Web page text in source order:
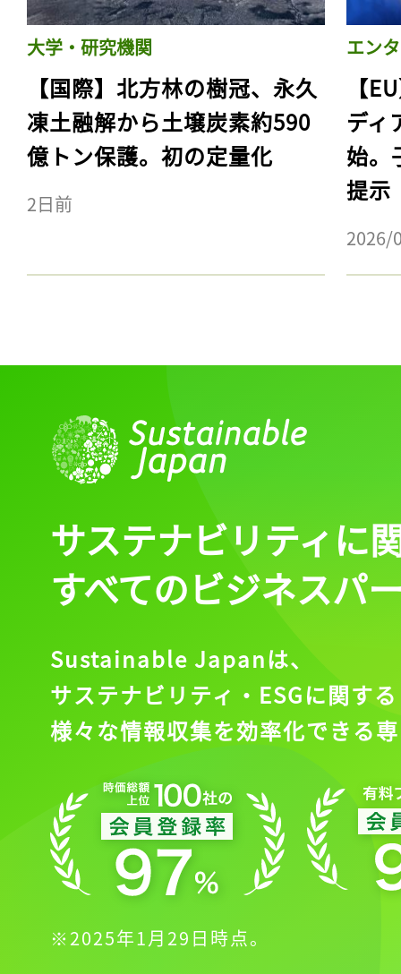
大学・研究機関
【国際】北方林の樹冠、永久
凍土融解から土壌炭素約590
億トン保護。初の定量化
2日前
エン
【
ディ
始。
提示
2026/
サステナビリティに
すべてのビジネスパ
Sustainable Japanは、
サステナビリティ・ESGに関する
様々な情報収集を効率化できる
※2025年1月29日時点。